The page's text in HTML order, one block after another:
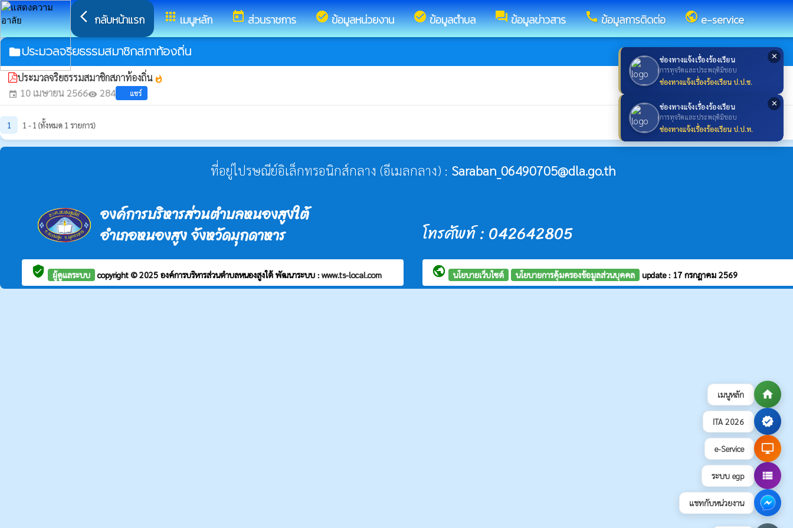
เมนูหลัก home
ITA 2026 verified
e-Service desktop_windows
ระบบ egp view_list
แชทกับหน่วยงาน
✕
ช่องทางแจ้งเรื่องร้องเรียน
การทุจริตและประพฤติมิชอบ
ช่องทางแจ้งเรื่องร้องเรียน ป.ป.ช.
✕
ช่องทางแจ้งเรื่องร้องเรียน
การทุจริตและประพฤติมิชอบ
ช่องทางแจ้งเรื่องร้องเรียน ป.ป.ท.
arrow_back_ios กลับหน้าแรก appsเมนูหลัก todayส่วนราชการ check_circleข้อมูลหน่วยงาน check_circleข้อมูลตำบล forumข้อมูลข่าวสาร callข้อมูลการติดต่อ publice-service
folderประมวลจริยธรรมสมาชิกสภาท้องถิ่น
ประมวลจริยธรรมสมาชิกสภาท้องถิ่น whatshot
event 10 เมษายน 2566visibility 284 แชร์
1 1 - 1 (ทั้งหมด 1 รายการ)
ที่อยู่ไปรษณีย์อิเล็กทรอนิกส์กลาง (อีเมลกลาง) : Saraban_06490705@dla.go.th
องค์การบริหารส่วนตำบลหนองสูงใต้
อำเภอหนองสูง จังหวัดมุกดาหาร
โทรศัพท์ : 042642805
verified_user ผู้ดูแลระบบ copyright © 2025 องค์การบริหารส่วนตำบลหนองสูงใต้ พัฒนาระบบ : www.ts-local.com public นโยบายเว็บไซต์ นโยบายการคุ้มครองข้อมูลส่วนบุคคล update : 17 กรกฎาคม 2569